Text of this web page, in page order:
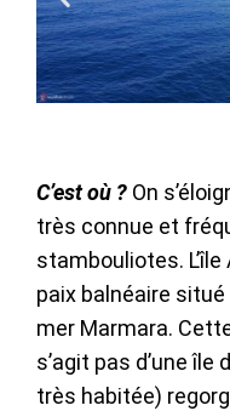
C’est où ? On
très connue et
stambouliotes.
paix balnéaire
mer Marmara.
s’agit pas d’une île
très habitée)